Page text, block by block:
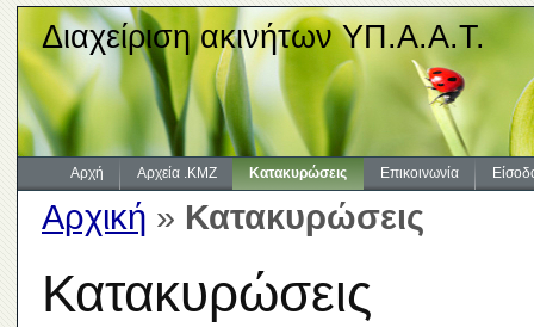
Διαχείριση ακινήτων ΥΠ.Α.Α.Τ.
Αρχή Αρχεία .KMZ Κατακυρώσεις Επικοινωνία
Αρχική » Κατακυρώσεις
Κατακυρώσεις